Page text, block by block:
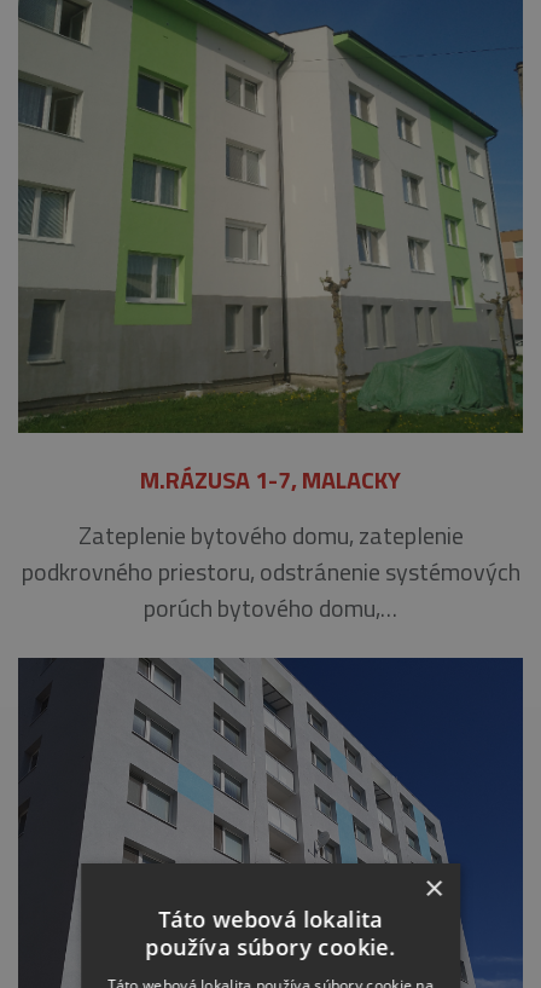
M.RÁZUSA 1-7, MALACKY
Zateplenie bytového domu, zateplenie
podkrovného priestoru, odstránenie systémových
porúch bytového domu,…
×
Táto webová lokalita
používa súbory cookie.